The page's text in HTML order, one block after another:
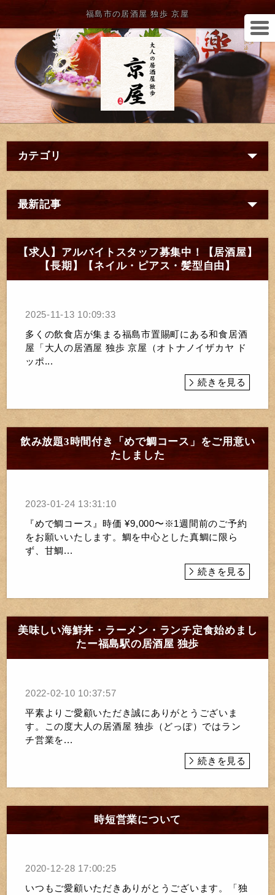
福島市の居酒屋 独歩 京屋
カテゴリ
最新記事
【求人】アルバイトスタッフ募集中！【居酒屋】
【長期】【ネイル・ピアス・髪型自由】
2025-11-13 10:09:33
多くの飲食店が集まる福島市置賜町にある和食居酒
屋「大人の居酒屋 独歩 京屋（オトナノイザカヤ ド
ッポ...
続きを見る
飲み放題3時間付き「めで鯛コース」をご用意い
たしました
2023-01-24 13:31:10
『めで鯛コース』時価 ¥9,000〜※1週間前のご予約
をお願いいたします。鯛を中心とした真鯛に限ら
ず、甘鯛...
続きを見る
美味しい海鮮丼・ラーメン・ランチ定食始めまし
たー福島駅の居酒屋 独歩
2022-02-10 10:37:57
平素よりご愛顧いただき誠にありがとうございま
す。この度大人の居酒屋 独歩（どっぽ）ではラン
チ営業を...
続きを見る
時短営業について
2020-12-28 17:00:25
いつもご愛顧いただきありがとうございます。「独